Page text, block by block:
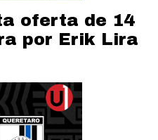
oferta de 14
por Erik Lira